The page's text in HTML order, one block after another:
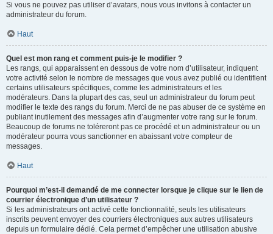
Si vous ne pouvez pas utiliser d’avatars, nous vous invitons à contacter un
administrateur du forum.
Haut
Quel est mon rang et comment puis-je le modifier ?
Les rangs, qui apparaissent en dessous de votre nom d’utilisateur, indiquent
votre activité selon le nombre de messages que vous avez publié ou identifient
certains utilisateurs spécifiques, comme les administrateurs et les
modérateurs. Dans la plupart des cas, seul un administrateur du forum peut
modifier le texte des rangs du forum. Merci de ne pas abuser de ce système en
publiant inutilement des messages afin d’augmenter votre rang sur le forum.
Beaucoup de forums ne toléreront pas ce procédé et un administrateur ou un
modérateur pourra vous sanctionner en abaissant votre compteur de
messages.
Haut
Pourquoi m’est-il demandé de me connecter lorsque je clique sur le lien de
courrier électronique d’un utilisateur ?
Si les administrateurs ont activé cette fonctionnalité, seuls les utilisateurs
inscrits peuvent envoyer des courriers électroniques aux autres utilisateurs
depuis un formulaire dédié. Cela permet d’empêcher une utilisation abusive